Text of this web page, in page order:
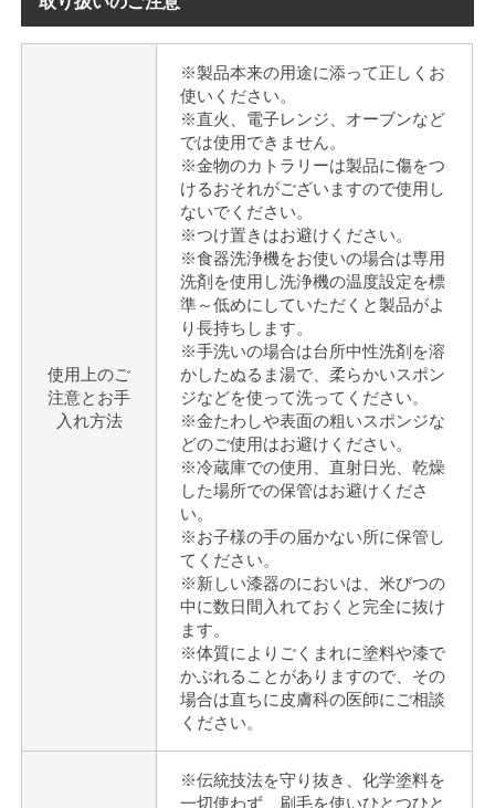
使用上のご
注意とお手
入れ方法
※製品本来の用途に添って正しくお
使いください。
※直火、電子レンジ、オーブンなど
では使用できません。
※金物のカトラリーは製品に傷をつ
けるおそれがございますので使用し
ないでください。
※つけ置きはお避けください。
※食器洗浄機をお使いの場合は専用
洗剤を使用し洗浄機の温度設定を標
準～低めにしていただくと製品がよ
り長持ちします。
※手洗いの場合は台所中性洗剤を溶
かしたぬるま湯で、柔らかいスポン
ジなどを使って洗ってください。
※金たわしや表面の粗いスポンジな
どのご使用はお避けください。
※冷蔵庫での使用、直射日光、乾燥
した場所での保管はお避けくださ
い。
※お子様の手の届かない所に保管し
てください。
※新しい漆器のにおいは、米びつの
中に数日間入れておくと完全に抜け
ます。
※体質によりごくまれに塗料や漆で
かぶれることがありますので、その
場合は直ちに皮膚科の医師にご相談
ください。
※伝統技法を守り抜き、化学塗料を
一切使わず、刷毛を使いひとつひと